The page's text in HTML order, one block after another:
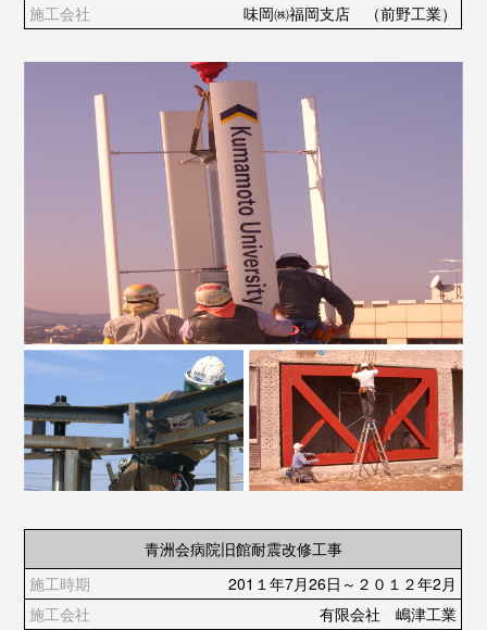
味岡㈱福岡支店 （前野工業）
青洲会病院旧館耐震改修工事
201１年7月26日～２０１２年2月
有限会社 嶋津工業